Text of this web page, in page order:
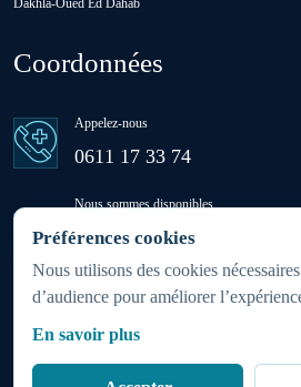
Préférences cookies
Nous utilisons des cookies
d’audience pour améliorer
En savoir plus
Oulad Saïd
Ras El Aïn
Sidi Rahhal Chataï
Dakhla-Oued Ed Dahab
Coordonnées
Appelez-nous
0611 17 33 74
Nous sommes disponibles
24h/24 - 7j/7
(week-ends et jours fériés
Partout au Maroc 24h/7j